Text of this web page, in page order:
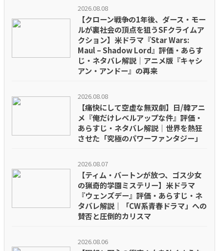
2026.08.08
【クローン戦争の1年後、ダース・モー
ルが裏社会の頂点を狙うSFクライムア
クション】米ドラマ『Star Wars:
Maul – Shadow Lord』評価・あらす
じ・ネタバレ解説｜アニメ版『キャシ
アン・アンドー』の再来
2026.08.08
【痛快にして空虚な無双劇】日/韓アニ
メ『俺だけレベルアップな件』評価・
あらすじ・ネタバレ解説｜世界を熱狂
させた「究極のパワーファンタジー」
2026.08.07
【ティム・バートンが放つ、ゴス少女
の猟奇的学園ミステリー】米ドラマ
『ウェンズデー』評価・あらすじ・ネ
タバレ解説｜「CW系青春ドラマ」への
賛否と圧倒的カリスマ
2026.08.06